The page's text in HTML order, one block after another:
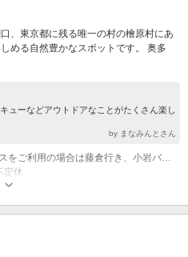
、東京都に残る唯一の村の檜原村にあ
める自然豊かなスポットです。 奥多
ューなどアウトドアなことがたくさん楽し
by まなみんとさん
(1)JR五日市駅より車で約30分 (バスをご利用の場合は藤倉行き、小岩バス停下車徒歩5分) 中央自動車道八王子I.Cより車で約55分 圏央道日の出I.Cより五日市街道経由 車で約40分 圏央道あきる野I.Cより滝山街道経由 車で約40分
定休